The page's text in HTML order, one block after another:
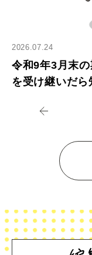
2026.07.24
令和9年3月末
を受け継いだら